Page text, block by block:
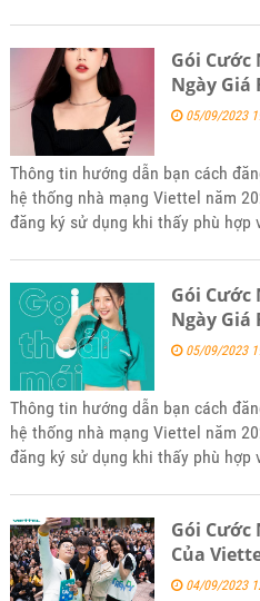
với nhu cầu của mình nhé.Gói Cước
Ngày Giá
05/09/2023
Thông tin hướng dẫn bạn cách
hệ thống nhà mạng Viettel năm
đăng ký sử dụng khi thấy phù hợp
Gói Cước
Ngày Giá
05/09/2023
Thông tin hướng dẫn bạn cách
hệ thống nhà mạng Viettel năm
đăng ký sử dụng khi thấy phù hợp
Gói Cước
Của
04/09/2023